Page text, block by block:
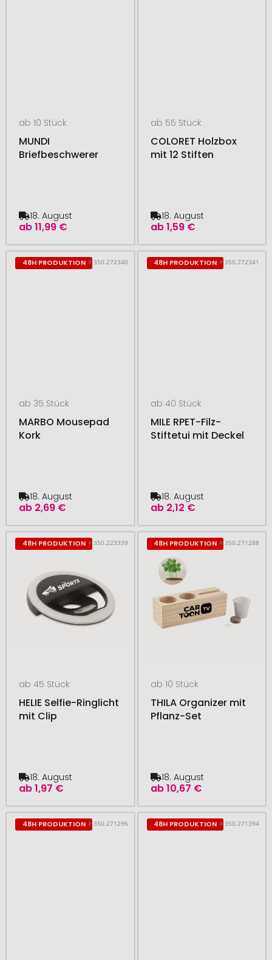
ab 10 Stück
MUNDI
Briefbeschwerer
ab11,99 €
18. August
ab 55 Stück
COLORET Holzbox
mit 12 Stiften
ab1,59 €
18. August
48H PRODUKTION # 350.272340
ab 35 Stück
MARBO Mousepad
Kork
ab 2,69 €
18. August
48H PRODUKTION # 350.272341
ab 40 Stück
MILE RPET-Filz-
Stiftetui mit Deckel
ab 2,12 €
18. August
48H PRODUKTION # 350.223339
ab 45 Stück
HELIE Selfie-Ringlicht
mit Clip
ab1,97 €
18. August
48H PRODUKTION # 350.271288
ab 10 Stück
THILA Organizer mit
Pflanz-Set
ab10,67 €
18. August
48H PRODUKTION # 350.271296 48H PRODUKTION # 350.271394